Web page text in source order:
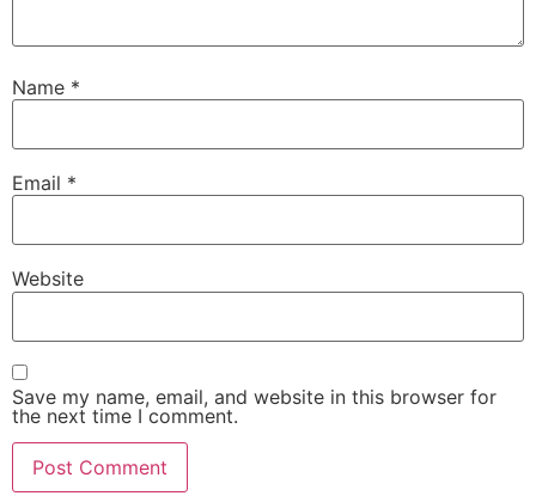
Name *
Email *
Website
Save my name, email, and website in this browser for
the next time I comment.